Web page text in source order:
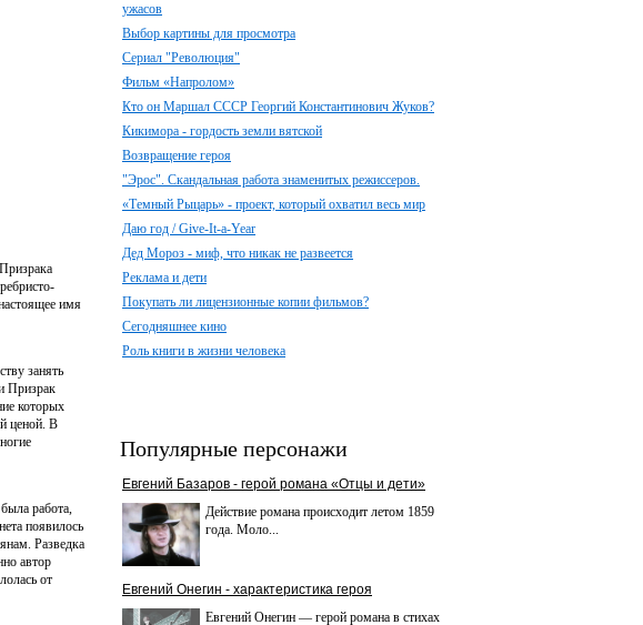
имя
занять
Призрак
которых
ценой. В
работа,
появилось
Разведка
автор
от
ужасов
Выбор картины для просмотра
Сериал "Революция"
Фильм «Напролом»
Кто он Маршал СССР Георгий Константинович Жуков?
Кикимора - гордость земли вятской
Возвращение героя
"Эрос". Скандальная работа знаменитых режиссеров.
«Темный Рыцарь» - проект, который охватил весь мир
Даю год / Give-It-a-Year
Дед Мороз - миф, что никак не развеется
Реклама и дети
Покупать ли лицензионные копии фильмов?
Сегодняшнее кино
Роль книги в жизни человека
Популярные персонажи
Евгений Базаров - герой романа «Отцы и дети»
Действие романа происходит летом 1859
года. Моло...
Евгений Онегин - характеристика героя
Евгений Онегин — герой романа в стихах